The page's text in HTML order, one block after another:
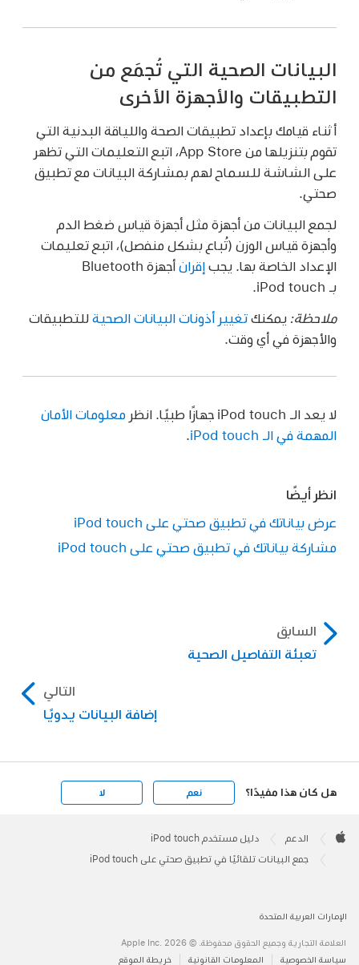
البيانات الصحية التي تُجمَع من
التطبيقات والأجهزة الأخرى
أثناء قيامك بإعداد تطبيقات الصحة واللياقة البدنية التي
تقوم بتنزيلها من App Store، اتبع التعليمات التي تظهر
على الشاشة للسماح لهم بمشاركة البيانات مع تطبيق
صحتي.
لجمع البيانات من أجهزة مثل أجهزة قياس ضغط الدم
وأجهزة قياس الوزن (تُباع بشكل منفصل)، اتبع تعليمات
الإعداد الخاصة بها. يجب إقران
أجهزة Bluetooth
بـ iPod touch.
ملاحظة: يمكنك تغيير أذونات البيانات الصحية للتطبيقات
والأجهزة في أي وقت.
لا يعد الـ iPod touch جهازًا طبيًا. انظر
معلومات الأمان
المهمة في الـ iPod touch
انظر أيضًا
عرض بياناتك في تطبيق صحتي على iPod touch
مشاركة بياناتك في تطبيق صحتي على iPod touch
السابق
تعبئة التفاصيل الصحية
التالي
إضافة البيانات يدويًا
هل كان هذا مفيدًا؟ نعم لا
Footer

الدعم دليل مستخدم iPod touch
جمع البيانات تلقائيًا في تطبيق صحتي على iPod touch
الإمارات العربية المتحدة
العلامة التجارية وجميع الحقوق محفوظة. © 2026 ‏.Apple Inc
سياسة الخصوصية
المعلومات القانونية خريطة الموقع